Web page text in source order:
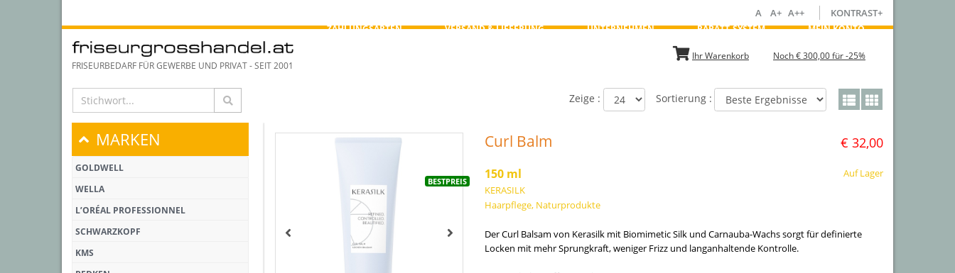
A A+ A++ KONTRAST+
ZAHLUNGSARTEN VERSAND & LIEFERUNG UNTERNEHMEN RABATT-SYSTEM MEIN KONTO
FRISEURBEDARF FÜR GEWERBE UND PRIVAT - SEIT 2001
Ihr Warenkorb Noch € 300,00 für -25%
Zeige : Sortierung :
MARKEN
GOLDWELL
WELLA
L’ORÉAL PROFESSIONNEL
SCHWARZKOPF
KMS
BESTPREIS
Curl Balm € 32,00
150 ml
KERASILK
Haarpflege, Naturprodukte
Auf Lager
Der Curl Balsam von Kerasilk mit Biomimetic Silk und Carnauba-Wachs sorgt für definierte
Locken mit mehr Sprungkraft, weniger Frizz und langanhaltende Kontrolle.